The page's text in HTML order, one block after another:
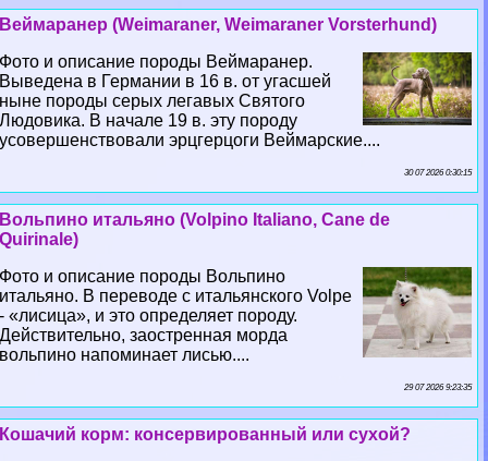
Веймаранер (Weimaraner, Weimaraner Vorsterhund)
Фото и описание породы Веймаранер.
Выведена в Германии в 16 в. от угасшей
ныне породы серых легавых Святого
Людовика. В начале 19 в. эту породу
усовершенствовали эрцгерцоги Веймарские....
30 07 2026 0:30:15
Вольпино итальяно (Volpino Italiano, Cane de
Quirinale)
Фото и описание породы Вольпино
итальяно. В переводе с итальянского Volpe
- «лисица», и это определяет породу.
Действительно, заостренная морда
вольпино напоминает лисью....
29 07 2026 9:23:35
Кошачий корм: консервированный или сухой?